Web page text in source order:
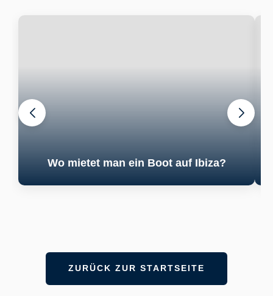
Wo mietet man ein Boot auf Ibiza?
ZURÜCK ZUR STARTSEITE